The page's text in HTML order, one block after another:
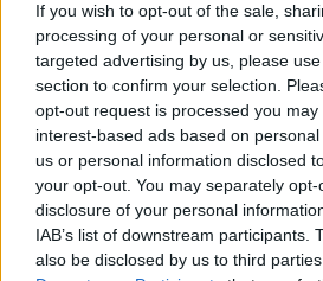
If you wish to opt-out of the sale,
processing of your personal or
targeted advertising by us, please
section to confirm your selection.
opt-out request is processed you may
interest-based ads based on
us or personal information disclosed
your opt-out. You may separately
disclosure of your personal
IAB’s list of downstream participants.
also be disclosed by us to third
Διάβασε σχετικά
Δεν θα λειτουργήσουν
κατασκηνώσεις του Δήμου
Κ. Τζιούμης: "Κάποιοι
αλλά κάποτε θα γίνει
κάποιος!"